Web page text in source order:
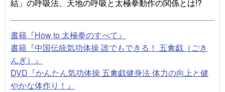
結」の呼吸法、天地の呼吸と太極拳動作の関係とは!?
書籍『How to 太極拳のすべて』
書籍『中国伝統気功体操 誰でもできる！ 五禽戯（ごき
んぎ） 』
DVD『かんたん気功体操 五禽戯健身法 体力の向上と健
やかな体作り！』